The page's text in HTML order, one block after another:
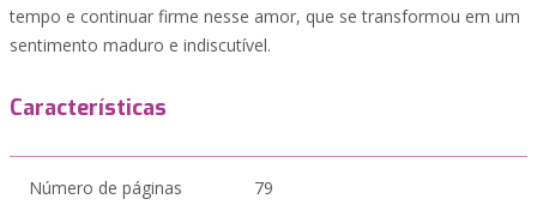
tempo e continuar firme nesse amor, que se transformou em um
sentimento maduro e indiscutível.
Características
Número de páginas 79